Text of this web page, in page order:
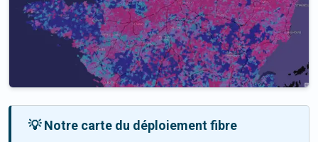
💡 Notre carte du déploiement fibre